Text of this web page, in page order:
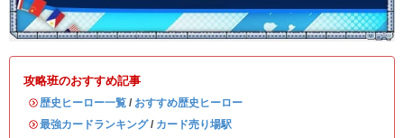
攻略班のおすすめ記事
・ 歴史ヒーロー一覧 / おすすめ歴史ヒーロー
・最強カードランキング/ カード売り場駅